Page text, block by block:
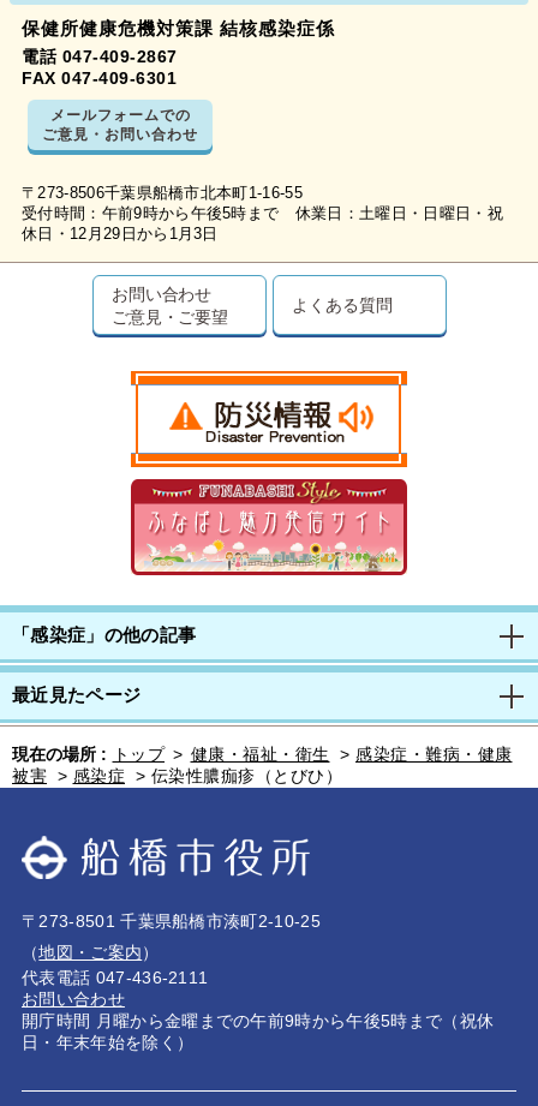
保健所健康危機対策課 結核感染症係
電話 047-409-2867
FAX 047-409-6301
メールフォームでの
ご意見・お問い合わせ
〒273-8506千葉県船橋市北本町1-16-55
受付時間：午前9時から午後5時まで 休業日：土曜日・日曜日・祝
休日・12月29日から1月3日
お問い合わせ
ご意見・ご要望
よくある質問
「感染症」の他の記事
最近見たページ
現在の場所 : トップ > 健康・福祉・衛生 > 感染症・難病・健康
被害 > 感染症 > 伝染性膿痂疹（とびひ）
〒273-8501 千葉県船橋市湊町2-10-25
（地図・ご案内）
代表電話 047-436-2111
お問い合わせ
開庁時間 月曜から金曜までの午前9時から午後5時まで（祝休
日・年末年始を除く）